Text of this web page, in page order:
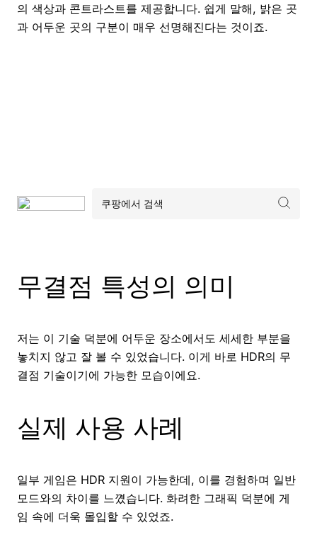
의 색상과 콘트라스트를 제공합니다. 쉽게 말해, 밝은 곳
과 어두운 곳의 구분이 매우 선명해진다는 것이죠.
무결점 특성의 의미
저는 이 기술 덕분에 어두운 장소에서도 세세한 부분을
놓치지 않고 잘 볼 수 있었습니다. 이게 바로 HDR의 무
결점 기술이기에 가능한 모습이에요.
실제 사용 사례
일부 게임은 HDR 지원이 가능한데, 이를 경험하며 일반
모드와의 차이를 느꼈습니다. 화려한 그래픽 덕분에 게
임 속에 더욱 몰입할 수 있었죠.